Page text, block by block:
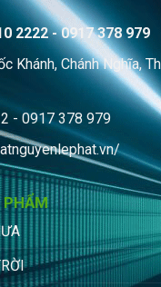
2222 - 0917 378 979
Khánh, Chánh Nghĩa,
- 0917 378 979
PHẨM